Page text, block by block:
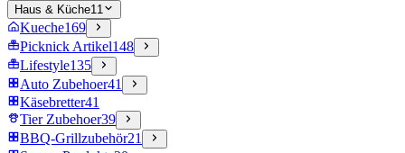
Haus & Küche11
Kueche169
Picknick Artikel148
Lifestyle135
Auto Zubehoer41
Käsebretter41
Tier Zubehoer39
BBQ-Grillzubehör21